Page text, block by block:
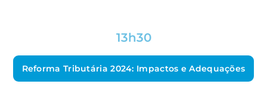
13h30
Reforma Tributária 2024: Impactos e Adequações